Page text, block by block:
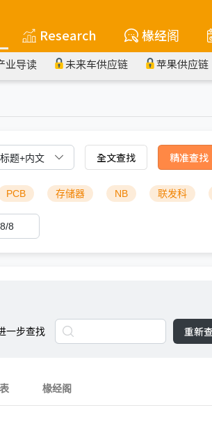
Research 椽经阁
业导读 未来车供应链 苹果供应链
全文查找 精准查找
PCB 存储器 NB 联发科
一步查找 重新
椽经阁